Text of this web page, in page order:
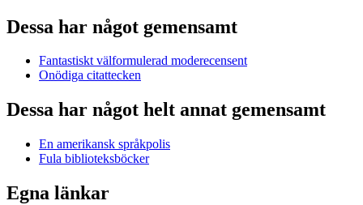
Dessa har något gemensamt
Fantastiskt välformulerad moderecensent
Onödiga citattecken
Dessa har något helt annat gemensamt
En amerikansk språkpolis
Fula biblioteksböcker
Egna länkar